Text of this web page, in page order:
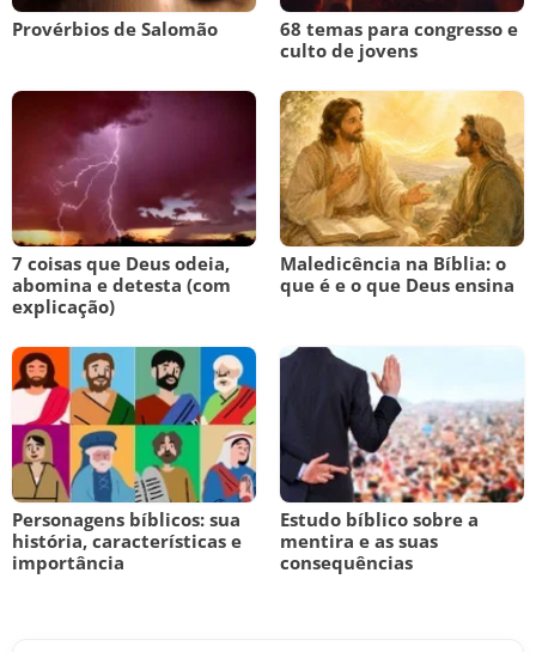
Provérbios de Salomão
68 temas para congresso e
culto de jovens
7 coisas que Deus odeia,
abomina e detesta (com
explicação)
Maledicência na Bíblia: o
que é e o que Deus ensina
Personagens bíblicos: sua
história, características e
importância
Estudo bíblico sobre a
mentira e as suas
consequências